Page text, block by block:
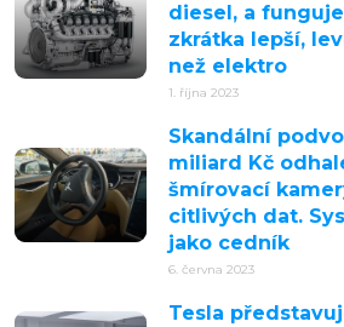
diesel, a
zkrátka lepší,
než elektro
1. října 2023
Skandální
miliard Kč
šmírovací
citlivých dat.
jako cedník
6. června 2023
Tesla